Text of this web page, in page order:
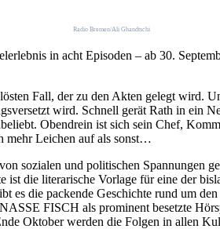
Radio Bremen/Ali Ghandtschi
in acht Episoden – ab 30.
Fall, der zu den Akten gelegt wird.
wird. Schnell gerät Rath in ein
Obendrein ist sich sein Chef,
mehr Leichen auf als sonst…
sozialen und politischen Spannungen
die literarische Vorlage für eine der
es die packende Geschichte rund um
FISCH als prominent besetzte
Oktober werden die Folgen in allen